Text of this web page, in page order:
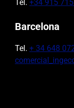
Tel. +34 915
Barcelona
Tel. + 34 648